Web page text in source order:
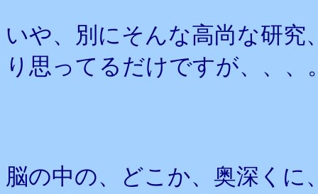
いや、別にそんな高尚な研
り思ってるだけですが、、、
脳の中の、どこか、奥深く